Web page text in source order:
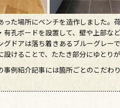
った場所にベンチを造作しました。
有孔ボードを設置して、壁や上部な
グドアは落ち着きあるブルーグレー
設けることで、たたき部分にゆとりが
事例紹介記事には箇所ごとのこだわ